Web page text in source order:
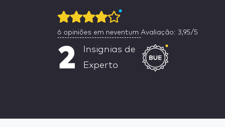
6 opiniões em neventum Avaliação: 3,95/5
2
Insignias de
Experto